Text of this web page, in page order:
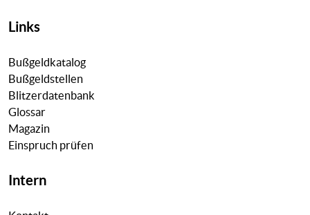
Links
Bußgeldkatalog
Bußgeldstellen
Blitzerdatenbank
Glossar
Magazin
Einspruch prüfen
Intern